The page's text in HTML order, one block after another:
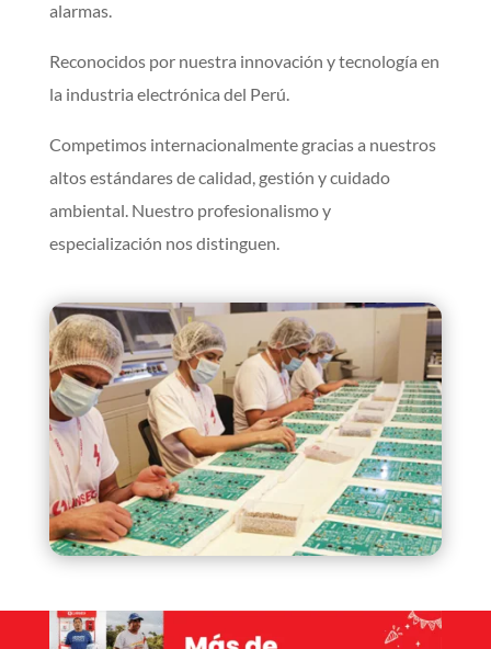
alarmas.
Reconocidos por nuestra innovación y tecnología en
la industria electrónica del Perú.
Competimos internacionalmente gracias a nuestros
altos estándares de calidad, gestión y cuidado
ambiental. Nuestro profesionalismo y
especialización nos distinguen.